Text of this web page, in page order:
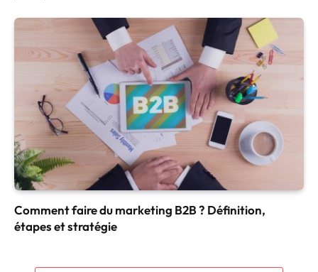
Comment faire du marketing B2B ? Définition,
étapes et stratégie